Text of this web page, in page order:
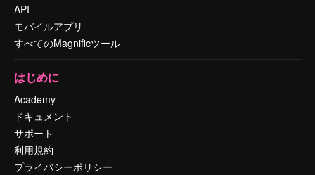
API
モバイルアプリ
すべてのMagnificツール
はじめに
Academy
ドキュメント
サポート
利用規約
プライバシーポリシー